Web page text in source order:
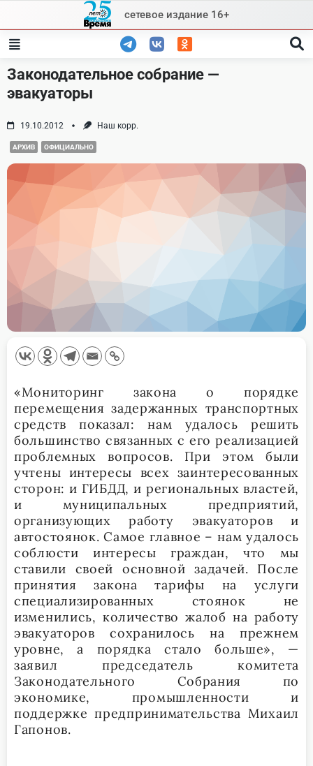
content
сетевое издание 16+
Законодательное собрание —
эвакуаторы
19.10.2012 Наш корр.
АРХИВ ОФИЦИАЛЬНО
«Мониторинг закона о порядке
перемещения задержанных транспортных
средств показал: нам удалось решить
большинство связанных с его реализацией
проблемных вопросов. При этом были
учтены интересы всех заинтересованных
сторон: и ГИБДД, и региональных властей,
и муниципальных предприятий,
организующих работу эвакуаторов и
автостоянок. Самое главное – нам удалось
соблюсти интересы граждан, что мы
ставили своей основной задачей. После
принятия закона тарифы на услуги
специализированных стоянок не
изменились, количество жалоб на работу
эвакуаторов сохранилось на прежнем
уровне, а порядка стало больше», —
заявил председатель комитета
Законодательного Собрания по
экономике, промышленности и
поддержке предпринимательства Михаил
Гапонов.